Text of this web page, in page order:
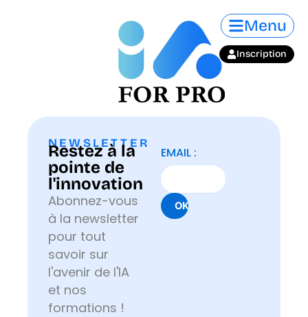
Menu
Inscription
NEWSLETTER
Restez à la
pointe de
l'innovation
Abonnez-vous
à la newsletter
pour tout
savoir sur
l'avenir de l'IA
et nos
formations !
EMAIL :